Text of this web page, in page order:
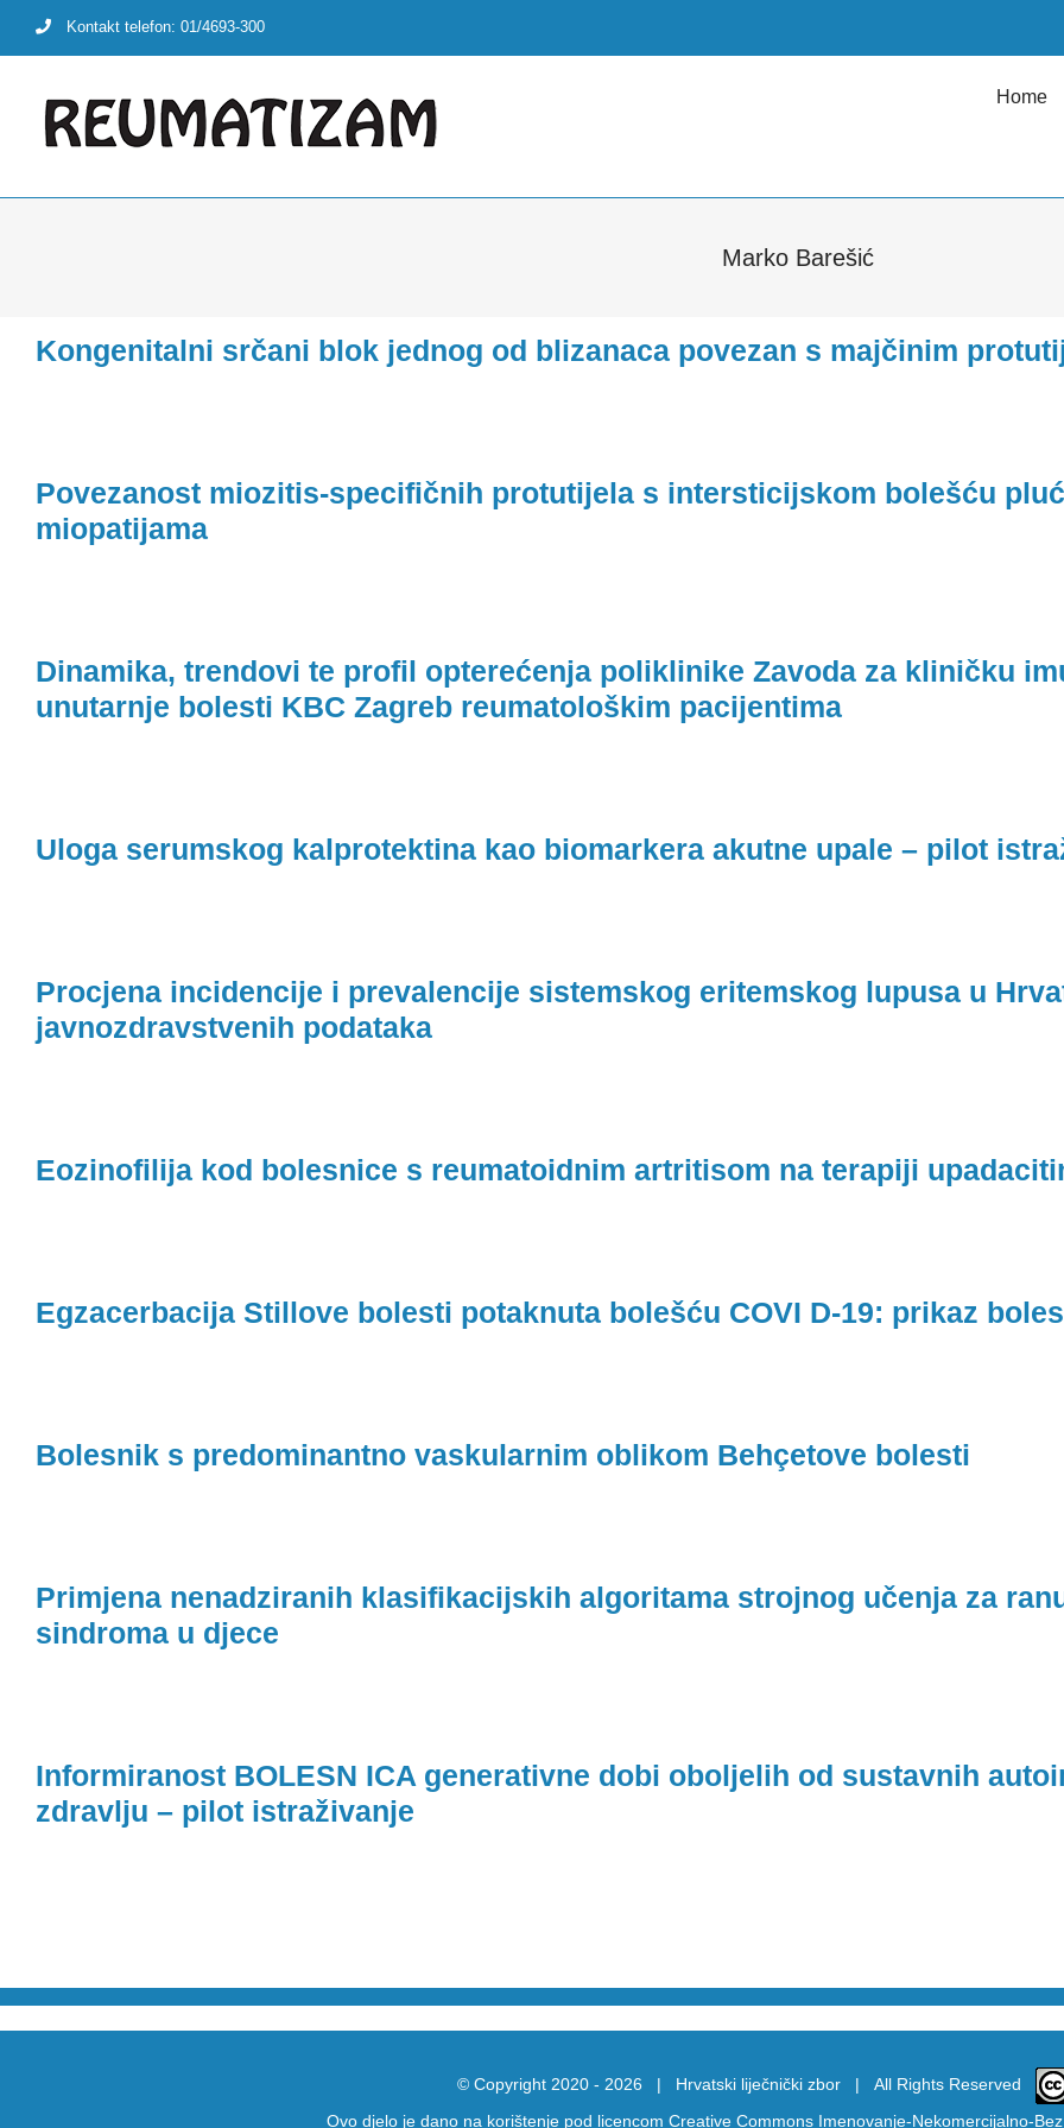
Kontakt telefon: 01/4693-300
Home
Marko Barešić
Kongenitalni srčani blok jednog od blizanaca povezan s majčinim
Povezanost miozitis-specifičnih protutijela s intersticijskom bolešću
miopatijama
Dinamika, trendovi te profil opterećenja poliklinike Zavoda za kliničku
unutarnje bolesti KBC Zagreb reumatološkim pacijentima
Uloga serumskog kalprotektina kao biomarkera akutne upale – pilot
Procjena incidencije i prevalencije sistemskog eritemskog lupusa u
javnozdravstvenih podataka
Eozinofilija kod bolesnice s reumatoidnim artritisom na terapiji
Egzacerbacija Stillove bolesti potaknuta bolešću COVI D-19: prikaz
Bolesnik s predominantno vaskularnim oblikom Behçetove bolesti
Primjena nenadziranih klasifikacijskih algoritama strojnog učenja za
sindroma u djece
Informiranost BOLESN ICA generativne dobi oboljelih od sustavnih
zdravlju – pilot istraživanje
© Copyright 2020 - 2026 | Hrvatski liječnički zbor| All Rights Reserved
Ovo djelo je dano na korištenje pod licencom Creative Commons Imenovanje-Nekomercijalno-